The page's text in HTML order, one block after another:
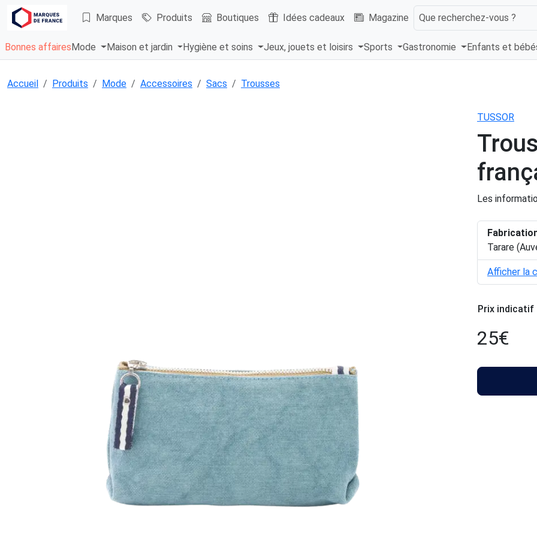
Marques Produits Boutiques Idées cadeaux Magazine Que recherchez-vous ?
Bonnes affaires Mode Maison et jardin Hygiène et soins Jeux, jouets et loisirs Sports Gastronomie Enfants et
Accueil Produits Mode Accessoires Sacs Trousses
TUSSOR
Les
Tarare
Afficher la
Prix indicatif
25€